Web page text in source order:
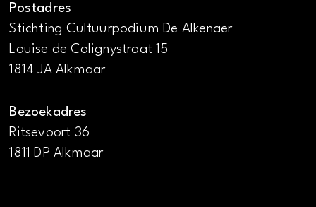
Postadres
Stichting Cultuurpodium De Alkenaer
Louise de Colignystraat 15
1814 JA Alkmaar
Bezoekadres
Ritsevoort 36
1811 DP Alkmaar